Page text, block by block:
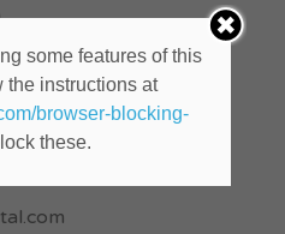
some features of this
the instructions at
browser-blocking-
these.